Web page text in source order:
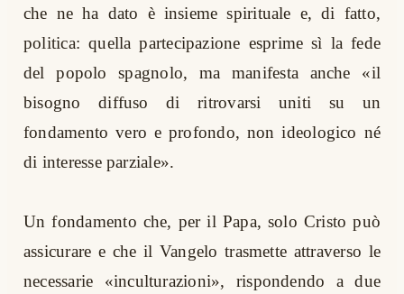
che ne ha dato è insieme spirituale e, di fatto,
politica: quella partecipazione esprime sì la fede
del popolo spagnolo, ma manifesta anche «il
bisogno diffuso di ritrovarsi uniti su un
fondamento vero e profondo, non ideologico né
di interesse parziale».
Un fondamento che, per il Papa, solo Cristo può
assicurare e che il Vangelo trasmette attraverso le
necessarie «inculturazioni», rispondendo a due